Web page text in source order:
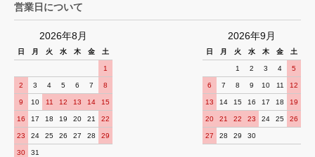
営業日について
2026年8月
日 月 火 水 木 金 土
1
2 3 4 5 6 7 8
9 10 11 12 13 14 15
16 17 18 19 20 21 22
23 24 25 26 27 28 29
30 31
2026年9月
日 月 火 水 木 金 土
1 2 3 4 5
6 7 8 9 10 11 12
13 14 15 16 17 18 19
20 21 22 23 24 25 26
27 28 29 30